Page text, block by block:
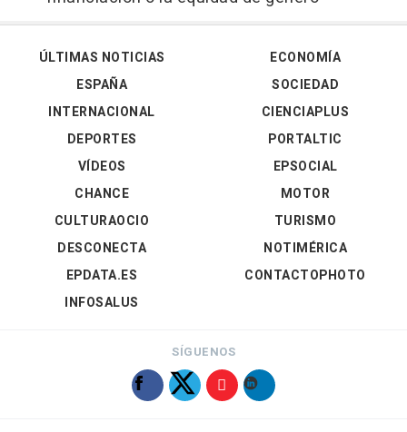
ÚLTIMAS NOTICIAS
ESPAÑA
INTERNACIONAL
DEPORTES
VÍDEOS
ECONOMÍA
SOCIEDAD
CIENCIAPLUS
PORTALTIC
EPSOCIAL
CHANCE
CULTURAOCIO
DESCONECTA
EPDATA.ES
INFOSALUS
MOTOR
TURISMO
NOTIMÉRICA
CONTACTOPHOTO
SÍGUENOS